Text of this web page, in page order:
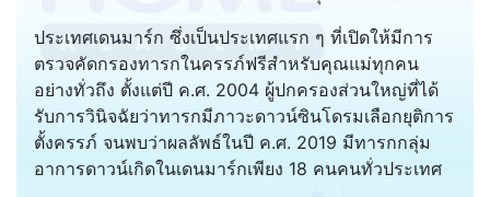
ประเทศเดนมาร์ก ซึ่งเป็นประเทศแรก ๆ ที่เปิดให้มีการ
ตรวจคัดกรองทารกในครรภ์ฟรีสำหรับคุณแม่ทุกคน
อย่างทั่วถึง ตั้งแต่ปี ค.ศ. 2004 ผู้ปกครองส่วนใหญ่ที่ได้
รับการวินิจฉัยว่าทารกมีภาวะดาวน์ซินโดรมเลือกยุติการ
ตั้งครรภ์ จนพบว่าผลลัพธ์ในปี ค.ศ. 2019 มีทารกกลุ่ม
อาการดาวน์เกิดในเดนมาร์กเพียง 18 คนคนทั่วประเทศ